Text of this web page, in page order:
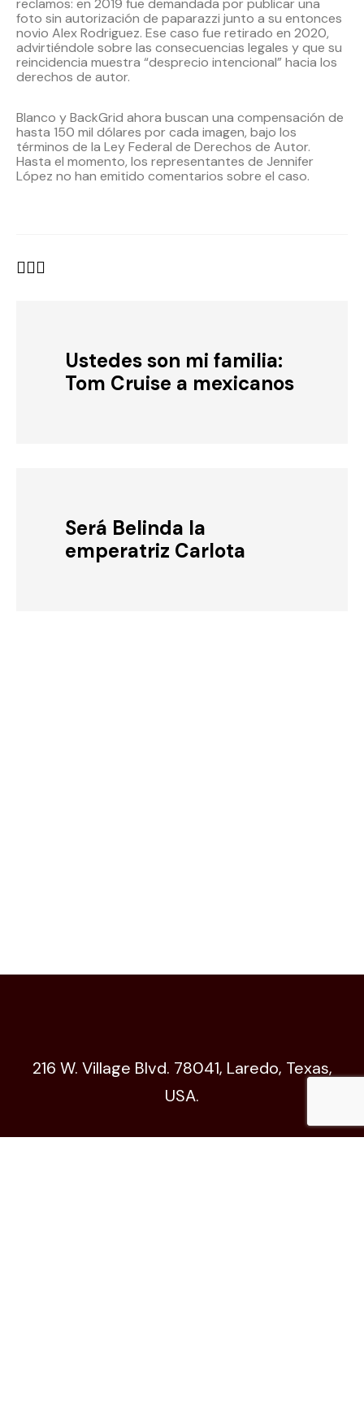
reclamos: en 2019 fue demandada por publicar una
foto sin autorización de paparazzi junto a su entonces
novio Alex Rodriguez. Ese caso fue retirado en 2020,
advirtiéndole sobre las consecuencias legales y que su
reincidencia muestra “desprecio intencional” hacia los
derechos de autor.
Blanco y BackGrid ahora buscan una compensación de
hasta 150 mil dólares por cada imagen, bajo los
términos de la Ley Federal de Derechos de Autor.
Hasta el momento, los representantes de Jennifer
López no han emitido comentarios sobre el caso.
Ustedes son mi familia:
Tom Cruise a mexicanos
Será Belinda la
emperatriz Carlota
216 W. Village Blvd. 78041, Laredo, Texas,
USA.